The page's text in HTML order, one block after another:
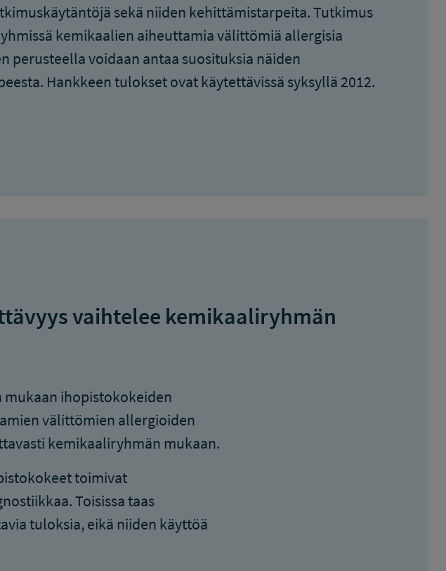
sekä niiden kehittämistarpeita. Tutkimus
kemikaalien aiheuttamia välittömiä allergisia
perusteella voidaan antaa suosituksia näiden
Hankkeen tulokset ovat käytettävissä syksyllä 2012.
vaihtelee kemikaaliryhmän
ihopistokokeiden
välittömien allergioiden
kemikaaliryhmän mukaan.
toimivat
Toisissa taas
tuloksia, eikä niiden käyttöä